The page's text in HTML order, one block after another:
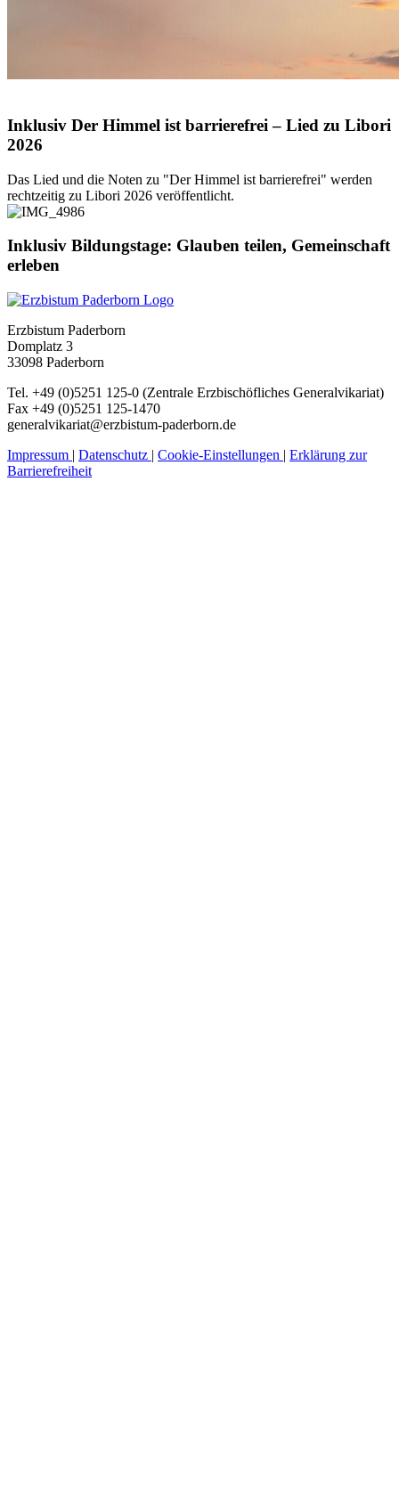
Inklusiv Der Himmel ist barrierefrei– Lied zu Libori
2026
Das Lied und die Noten zu "Der Himmel ist barrierefrei" werden
rechtzeitig zu Libori 2026 veröffentlicht.
Inklusiv Bildungstage: Glauben teilen, Gemeinschaft
erleben
Erzbistum Paderborn
Domplatz 3
33098 Paderborn
Tel. +49 (0)5251 125-0 (Zentrale Erzbischöfliches Generalvikariat)
Fax +49 (0)5251 125-1470
generalvikariat@erzbistum-paderborn.de
Impressum | Datenschutz | Cookie-Einstellungen | Erklärung zur
Barrierefreiheit